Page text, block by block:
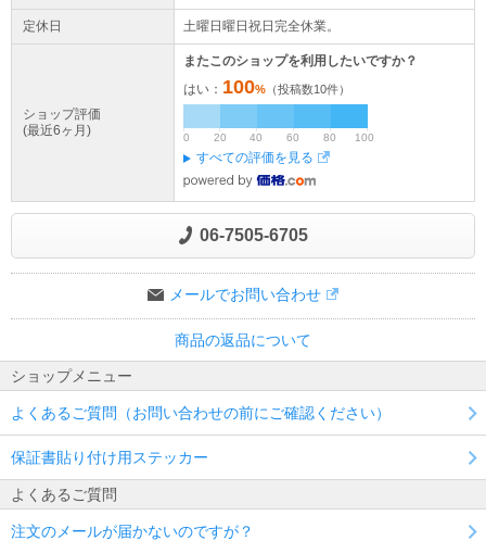
定休日 土曜日曜日祝日完全休業。
ショップ評価
(最近6ヶ月)
またこのショップを利用したいですか？
はい： 100% （投稿数10件）
0 20 40 60 80 100
すべての評価を見る
06-7505-6705
メールでお問い合わせ
商品の返品について
ショップメニュー
よくあるご質問（お問い合わせの前にご確認ください）
保証書貼り付け用ステッカー
よくあるご質問
注文のメールが届かないのですが？